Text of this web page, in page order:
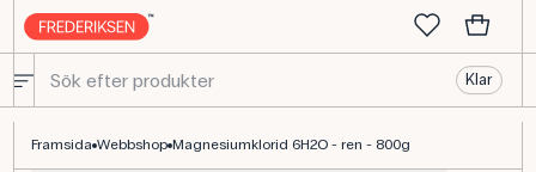
Klar
Framsida Webbshop Magnesiumklorid 6H2O - ren - 800g